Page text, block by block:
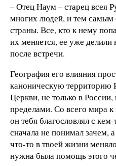
– Отец Наум – старец всея
многих людей, и тем
страны. Все, кто к нему
их меняется, ее уже делили
после встречи.
География его влияния
каноническую территорию
Церкви, не только в России,
пределами. Со всего мира
он тебя благословлял с
сначала не понимал зачем,
что-то в твоей жизни
нужна была помощь этого